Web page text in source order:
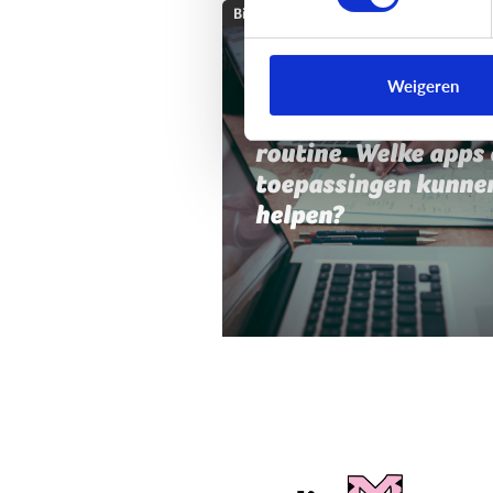
Weigeren
Bijzonder digitaal
Mijn kind heeft
met planning,
organisatie of
routine. Welke apps
toepassingen
helpen?